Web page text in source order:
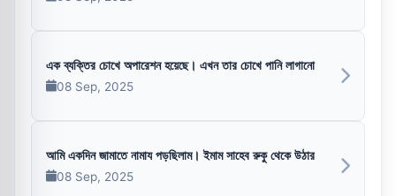
এক ব্যক্তির চোখে অপারেশন হয়েছে। এখন তার চোখে পানি লাগানো
08 Sep, 2025
আমি একদিন জামাতে নামায পড়ছিলাম। ইমাম সাহেব রুকু থেকে উঠার
08 Sep, 2025